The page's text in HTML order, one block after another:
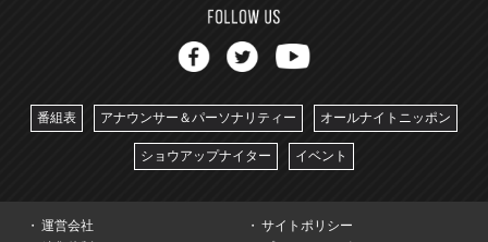
番組表 アナウンサー＆パーソナリティー オールナイトニッポン
ショウアップナイター イベント
運営会社
サイトポリシー